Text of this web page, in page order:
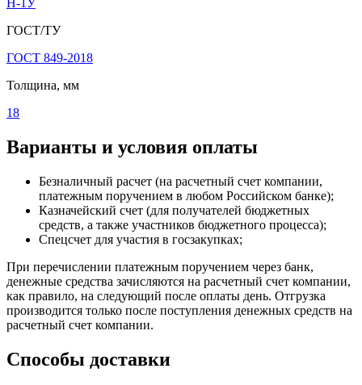
Н-1У
ГОСТ/ТУ
ГОСТ 849-2018
Толщина, мм
18
Варианты и условия оплаты
Безналичный расчет (на расчетный счет компании,
платежным поручением в любом Российском банке);
Казначейский счет (для получателей бюджетных
средств, а также участников бюджетного процесса);
Спецсчет для участия в госзакупках;
При перечислении платежным поручением через банк,
денежные средства зачисляются на расчетный счет компании,
как правило, на следующий после оплаты день. Отгрузка
производится только после поступления денежных средств на
расчетный счет компании.
Способы доставки